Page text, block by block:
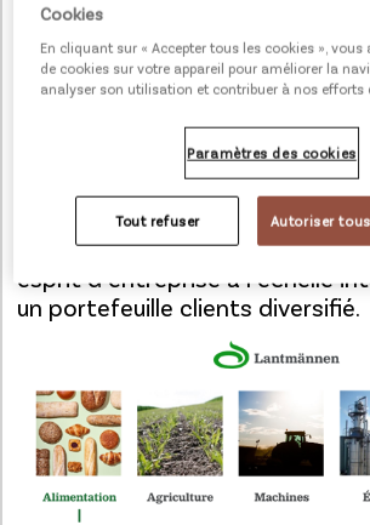
de la bioénergie et des produits
S’appuyant sur les terres
Lantmännen crée de la valeur
la chaîne : du champ à
compte cinq secteurs.
mène des recherches
stimuler l’innovation dans le
alimentaire. Cela se traduit par
polyvalente en matière de
esprit d’entreprise à l’échelle
un portefeuille clients diversifié.
Cookies
En cliquant sur « Accepter tous les cookies », vous
de cookies sur votre appareil pour améliorer la
analyser son utilisation et contribuer à nos efforts
Paramètres des cookies
Tout refuser Autoriser